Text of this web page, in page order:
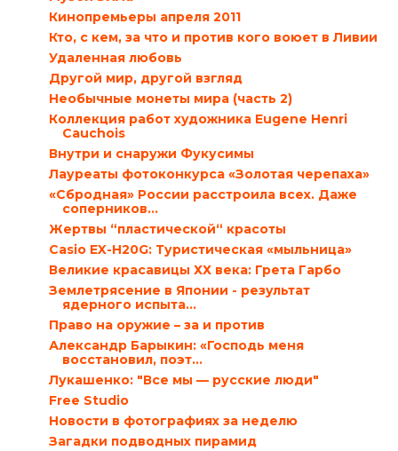
Кинопремьеры апреля 2011
Кто, с кем, за что и против кого воюет в Ливии
Удаленная любовь
Другой мир, другой взгляд
Необычные монеты мира (часть 2)
Коллекция работ художника Eugene Henri
Cauchois
Внутри и снаружи Фукусимы
Лауреаты фотоконкурса «Золотая черепаха»
«Сбродная» России расстроила всех. Даже
соперников…
Жертвы “пластической“ красоты
Casio EX-H20G: Туристическая «мыльница»
Великие красавицы ХХ века: Грета Гарбо
Землетрясение в Японии - результат
ядерного испыта...
Право на оружие – за и против
Александр Барыкин: «Господь меня
восстановил, поэт...
Лукашенко: "Все мы — русские люди"
Free Studio
Новости в фотографиях за неделю
Загадки подводных пирамид